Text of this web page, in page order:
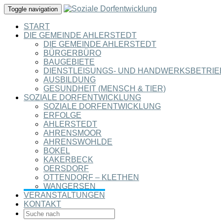
Toggle navigation
START
DIE GEMEINDE AHLERSTEDT
DIE GEMEINDE AHLERSTEDT
BÜRGERBÜRO
BAUGEBIETE
DIENSTLEISUNGS- UND
AUSBILDUNG
GESUNDHEIT (MENSCH & TIER)
SOZIALE DORFENTWICKLUNG
SOZIALE DORFENTWICKLUNG
ERFOLGE
AHLERSTEDT
AHRENSMOOR
AHRENSWOHLDE
BOKEL
KAKERBECK
OERSDORF
OTTENDORF – KLETHEN
WANGERSEN
VERANSTALTUNGEN
KONTAKT
SEARCH